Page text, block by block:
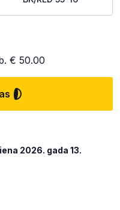
€ 50.00
2026. gada 13.